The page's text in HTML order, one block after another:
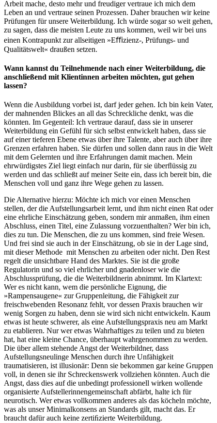
Arbeit mache, desto mehr und freudiger vertraue ich mich dem
Leben an und vertraue seinen Prozessen. Daher brauchen wir keine
Prüfungen für unsere Weiterbildung. Ich würde sogar so weit gehen,
zu sagen, dass die meisten Leute zu uns kommen, weil wir bei uns
einen Kontrapunkt zur allseitigen »Eﬃzienz-, Prüfungs- und
Qualitätswelt« draußen setzen.
Wann kannst du Teilnehmende nach einer Weiterbildung, die
anschließend mit Klientinnen arbeiten möchten, gut gehen
lassen?
Wenn die Ausbildung vorbei ist, darf jeder gehen. Ich bin kein Vater,
der mahnenden Blickes an all das Schreckliche denkt, was die
könnten. Im Gegenteil: Ich vertraue darauf, dass sie in unserer
Weiterbildung ein Gefühl für sich selbst entwickelt haben, dass sie
auf einer tieferen Ebene etwas über ihre Talente, aber auch über ihre
Grenzen erfahren haben. Sie dürfen und sollen dann raus in die Welt
mit dem Gelernten und ihre Erfahrungen damit machen. Mein
ehrwürdigstes Ziel liegt einfach nur darin, für sie überﬂüssig zu
werden und das schließt auf meiner Seite ein, dass ich bereit bin, die
Menschen voll und ganz ihre Wege gehen zu lassen.
Die Alternative hierzu: Möchte ich mich vor einen Menschen
stellen, der die Aufstellungsarbeit lernt, und ihm nicht einen Rat oder
eine ehrliche Einschätzung geben, sondern mir anmaßen, ihm einen
Abschluss, einen Titel, eine Zulassung vorzuenthalten? Wer bin ich,
dies zu tun. Die Menschen, die zu uns kommen, sind freie Wesen.
Und frei sind sie auch in der Einschätzung, ob sie in der Lage sind,
mit dieser Methode mit Menschen zu arbeiten oder nicht. Den Rest
regelt die unsichtbare Hand des Marktes. Sie ist die große
Regulatorin und so viel ehrlicher und gnadenloser wie die
Abschlussprüfung, die die Weiterbildnerin abnimmt. Im Klartext:
Wer es nicht kann, wem die persönliche Eignung, die
»Rampensaugene« zur Gruppenleitung, die Fähigkeit zur
freischwebenden Resonanz fehlt, vor dessen Praxis brauchen wir
wenig Sorgen zu haben, denn sie wird sich nicht entwickeln. Kaum
etwas ist heute schwerer, als eine Aufstellungspraxis neu am Markt
zu etablieren. Nur wer etwas Wahrhaftiges zu teilen und zu bieten
hat, hat eine kleine Chance, überhaupt wahrgenommen zu werden.
Die über allem stehende Angst der Weiterbildner, dass
Aufstellungsneulinge Menschen durch ihre Unfähigkeit
traumatisieren, ist illusionär: Denn sie bekommen gar keine Gruppen
voll, in denen sie ihr Schreckenswerk vollziehen könnten. Auch die
Angst, dass dies auf die unbedingt professionell wirken wollende
organisierte Aufstellerinnengemeinschaft abfärbt, halte ich für
neurotisch. Wer etwas vollkommen anderes als das köcheln möchte,
was als unser Minimalkonsens an Standards gilt, macht das. Er
braucht dafür auch keine zertiﬁzierte Weiterbildung.